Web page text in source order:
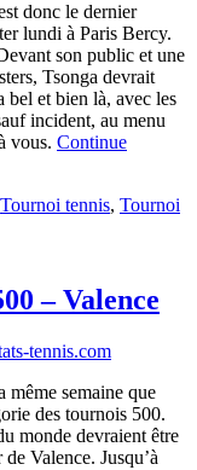
donc le dernier
lundi à Paris Bercy.
son public et une
Tsonga devrait
bel et bien là, avec les
incident, au menu
vous. Continue
Tournoi tennis, Tournoi
– Valence
tennis.com
même semaine que
des tournois 500.
monde devraient être
Valence. Jusqu’à